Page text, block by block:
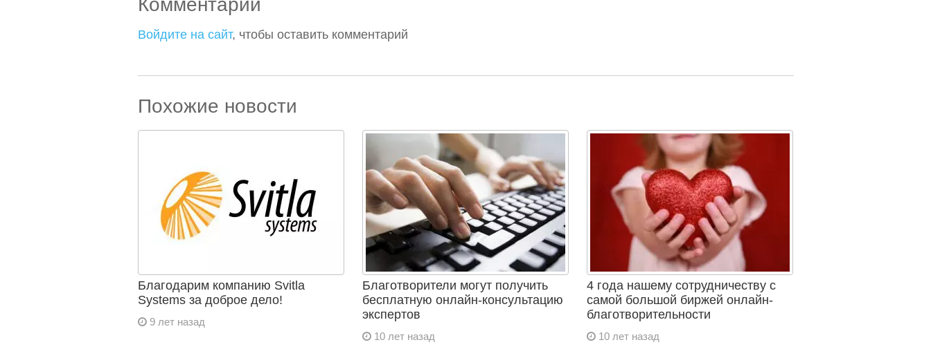
Комментарии
Войдите на сайт, чтобы оставить комментарий
Похожие новости
Благодарим компанию Svitla
Systems за доброе дело!
9 лет назад
Благотворители могут получить
бесплатную онлайн-консультацию
экспертов
10 лет назад
4 года нашему сотрудничеству с
самой большой биржей онлайн-
благотворительности
10 лет назад